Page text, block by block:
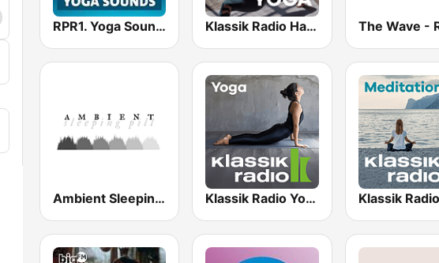
RPR1. Yoga Sounds Klassik Radio Hatha Yoga
Ambient Sleeping Pill Klassik Radio Yoga